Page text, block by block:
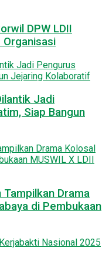
DPW LDII
Jadi
Siap Bangun
Tampilkan Drama
di Pembukaan